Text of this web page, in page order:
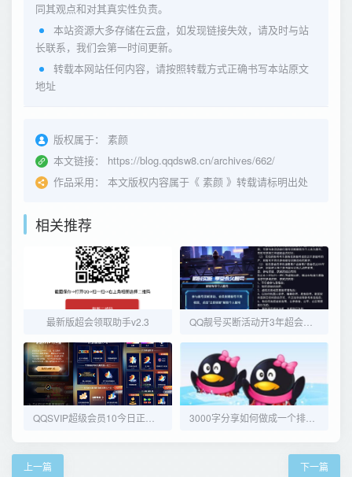
同其观点和对其真实性负责。
本站资源大多存储在云盘，如发现链接失效，请及时与站
长联系，我们会第一时间更新。
转载本网站任何内容，请按照转载方式正确书写本站原文
地址
版权属于：
素颜
本文链接：
https://blog.qqdsw8.cn/archives/662/
作品采用：
本文版权内容属于《 素颜 》转载请标明出处
相关推荐
最新版超会领取助手v2.3
上一篇 下一篇